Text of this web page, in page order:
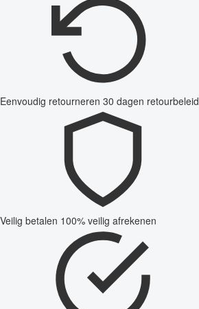
Eenvoudig retourneren 30 dagen retourbeleid
Veilig betalen 100% veilig afrekenen